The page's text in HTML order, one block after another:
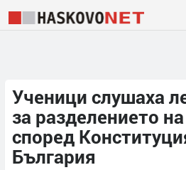
Ученици слушаха
за разделението
според
България